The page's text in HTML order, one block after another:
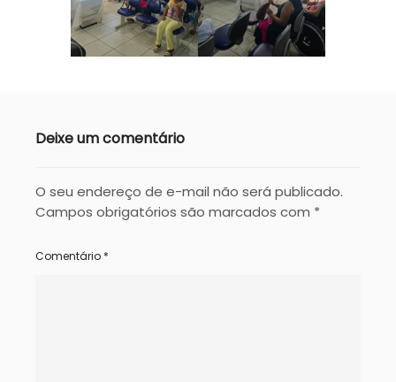
Deixe um comentário
O seu endereço de e-mail não será publicado.
Campos obrigatórios são marcados com *
Comentário *